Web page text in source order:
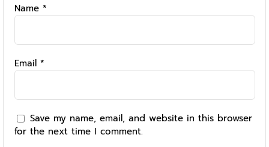
Name *
Email *
Save my name, email, and website in this browser
for the next time I comment.